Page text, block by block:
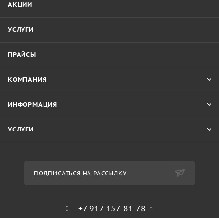
АКЦИИ
УСЛУГИ
ПРАЙСЫ
КОМПАНИЯ
ИНФОРМАЦИЯ
УСЛУГИ
ПОДПИСАТЬСЯ НА РАССЫЛКУ
+7 917 157-81-78